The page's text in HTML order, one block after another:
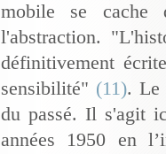
mobile se cache
l'abstraction.
définitivement
sensibilité" (11). Le
du passé. Il s'agit
années 1950 en